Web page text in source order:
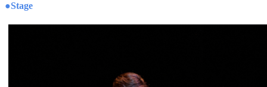
●Stage